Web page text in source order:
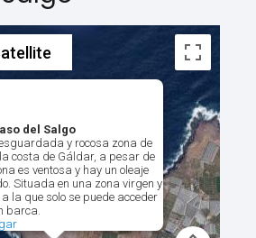
del Salgo
y rocosa zona de
costa de Gáldar, a pesar de
es ventosa y hay un oleaje
Situada en una zona virgen y
la que solo se puede acceder
barca.